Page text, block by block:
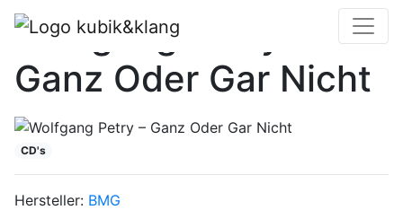
Wolfgang Petry –
Ganz Oder Gar Nicht
CD's
Hersteller: BMG